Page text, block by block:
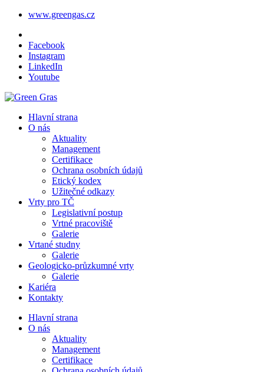
www.greengas.cz
Facebook
Instagram
LinkedIn
Youtube
Hlavní strana
O nás
Aktuality
Management
Certifikace
Ochrana osobních údajů
Etický kodex
Užitečné odkazy
Vrty pro TČ
Legislativní postup
Vrtné pracoviště
Galerie
Vrtané studny
Galerie
Geologicko-průzkumné vrty
Galerie
Kariéra
Kontakty
Hlavní strana
O nás
Aktuality
Management
Certifikace